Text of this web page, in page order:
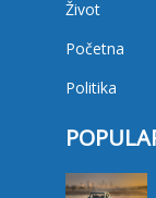
Život
Početna
Politika